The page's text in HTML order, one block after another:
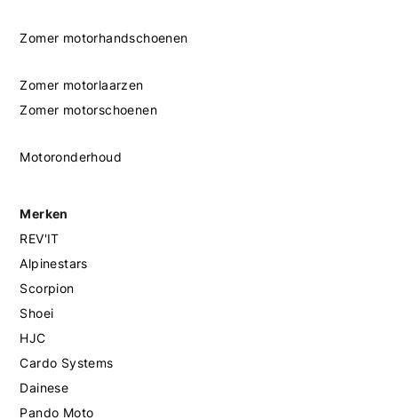
Zomer motorhandschoenen
Zomer motorlaarzen
Zomer motorschoenen
Motoronderhoud
Merken
REV'IT
Alpinestars
Scorpion
Shoei
HJC
Cardo Systems
Dainese
Pando Moto